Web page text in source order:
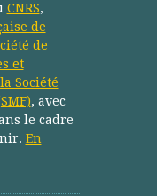
CNRS,
de
de
et
la Société
, avec
le cadre
En